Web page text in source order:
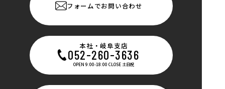
フォームでお問い合わせ
本社・岐阜支店
052-260-3636
OPEN 9:00-18:00 CLOSE 土日祝